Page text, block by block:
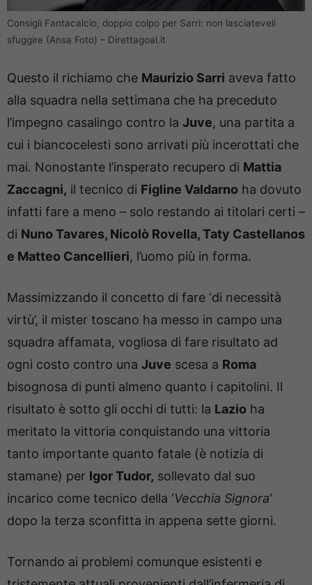
Consigli Fantacalcio, doppio colpo per Sarri: non lasciateveli
sfuggire (Ansa Foto) – Direttagoal.it
Questo il richiamo che Maurizio Sarri aveva fatto
alla squadra nella settimana che ha preceduto
l’impegno casalingo contro la Juve, una partita a
cui i biancocelesti sono arrivati più incerottati che
mai. Nonostante l’insperato recupero di Mattia
Zaccagni, il tecnico di Figline Valdarno ha dovuto
infatti fare a meno – solo restando ai titolari certi –
di Nuno Tavares, Nicolò Rovella, Taty Castellanos
e Matteo Cancellieri, l’uomo più in forma.
Massimizzando il concetto di fare ‘di necessità
virtù’, il mister toscano ha messo in campo una
squadra affamata, vogliosa di fare risultato ad
ogni costo contro una Juve scesa a Roma
bisognosa di punti almeno quanto i capitolini. Il
risultato è sotto gli occhi di tutti: la Lazio ha
meritato la vittoria conquistando una vittoria
tanto importante quanto fatale (è notizia di
stamane) per Igor Tudor, sollevato dal suo
incarico come tecnico della ‘Vecchia Signora‘
dopo la terza sconfitta in appena sette giorni.
Tornando ai problemi comunque esistenti e